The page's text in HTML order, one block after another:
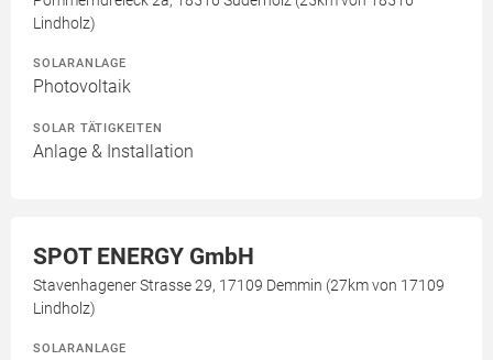
Lindholz)
SOLARANLAGE
Photovoltaik
SOLAR TÄTIGKEITEN
Anlage & Installation
SPOT ENERGY GmbH
Stavenhagener Strasse 29, 17109 Demmin (27km von 17109
Lindholz)
SOLARANLAGE